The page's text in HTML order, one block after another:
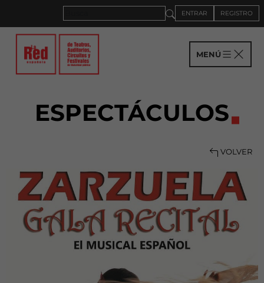
ENTRAR REGISTRO
MENÚ
ESPECTÁCULOS
VOLVER